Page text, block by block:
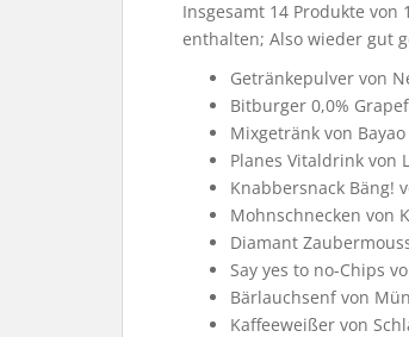
Insgesamt 14 Produkte
enthalten; Also wieder gut
Getränkepulver von
Bitburger 0,0%
Mixgetränk von Bayao
Planes Vitaldrink von
Knabbersnack Bäng!
Mohnschnecken von
Diamant
Say yes to no-Chips
Bärlauchsenf von
Kaffeeweißer von